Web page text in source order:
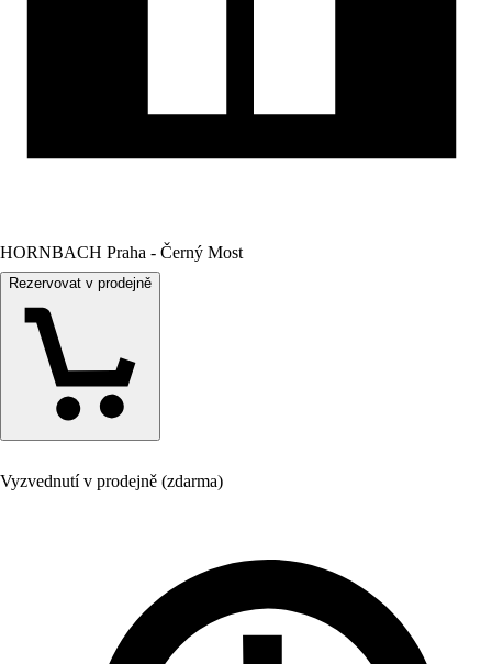
HORNBACH Praha - Černý Most
Rezervovat v prodejně
Vyzvednutí v prodejně (zdarma)